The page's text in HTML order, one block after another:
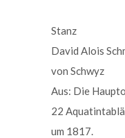
Stanz
David Alois
von Schwyz
Aus: Die
22
um 1817.